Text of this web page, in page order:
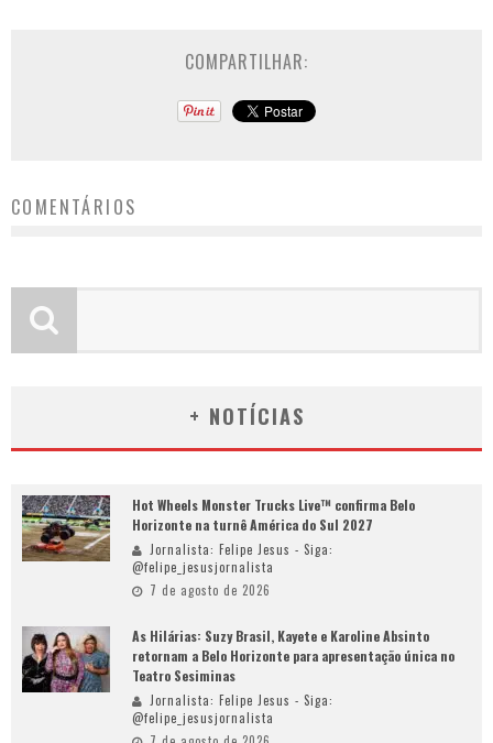
COMPARTILHAR:
COMENTÁRIOS
+ NOTÍCIAS
Hot Wheels Monster Trucks Live™ confirma Belo
Horizonte na turnê América do Sul 2027
Jornalista: Felipe Jesus - Siga:
@felipe_jesusjornalista
7 de agosto de 2026
As Hilárias: Suzy Brasil, Kayete e Karoline Absinto
retornam a Belo Horizonte para apresentação única no
Teatro Sesiminas
Jornalista: Felipe Jesus - Siga:
@felipe_jesusjornalista